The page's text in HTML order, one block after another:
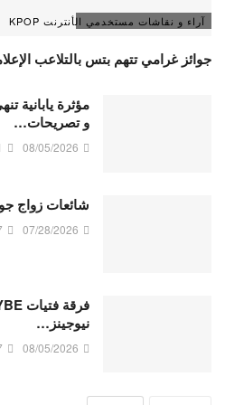
آراء و نقاشات مستخدمي الأنترنت KPOP
جوائز غرامي تتهم بتس بالتلاعب
مؤثرة يابانية
و تصريحات…
08/05/2026
شائعات زواج
07/28/2026
نيوجينز…
08/05/2026